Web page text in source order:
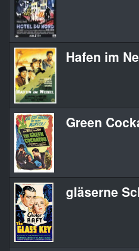
Hafen im
Green
gläserne